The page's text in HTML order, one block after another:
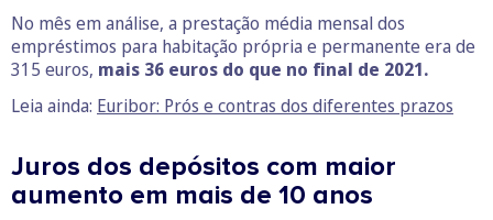
No mês em análise, a prestação média mensal dos
empréstimos para habitação própria e permanente era de
315 euros, mais 36 euros do que no final de 2021.
Leia ainda: Euribor: Prós e contras dos diferentes prazos
Juros dos depósitos com maior
aumento em mais de 10 anos